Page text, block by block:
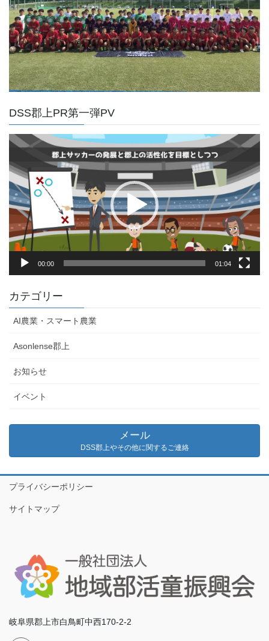
DSS郡上PR第一弾PV
動
プ
レ
ー
ヤ
ー
00:00 01:04
カテゴリー
AI農業・スマート農業
Asonlense郡上
お知らせ
イベント
メール
DSS郡上やその他に関するご連絡
プライバシーポリシー
サイトマップ
岐阜県郡上市白鳥町中西170-2-2